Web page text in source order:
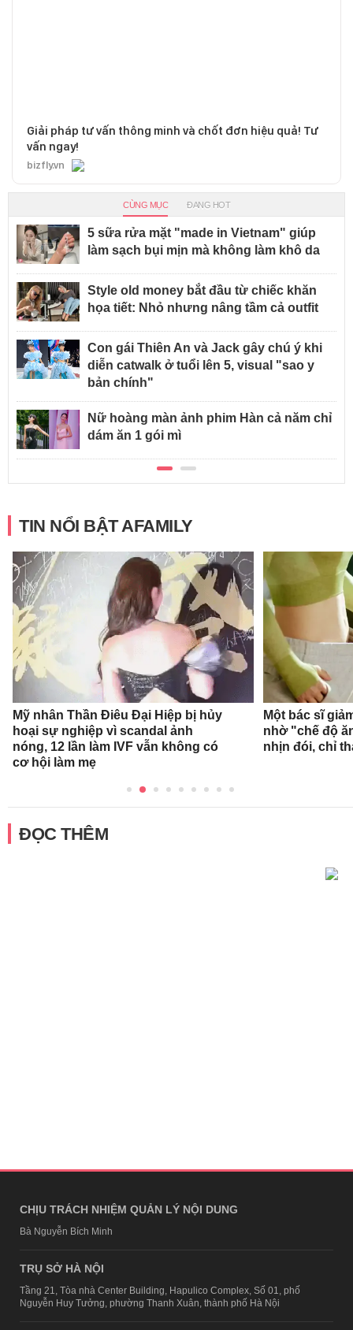
Giải pháp tư vấn thông minh và chốt đơn hiệu quả! Tư
vấn ngay!
bizfly.vn
CÙNG MỤC ĐANG HOT
5 sữa rửa mặt "made in Vietnam" giúp
làm sạch bụi mịn mà không làm khô da
Style old money bắt đầu từ chiếc khăn
họa tiết: Nhỏ nhưng nâng tầm cả outfit
Con gái Thiên An và Jack gây chú ý khi
diễn catwalk ở tuổi lên 5, visual "sao y
bản chính"
Nữ hoàng màn ảnh phim Hàn cả năm chỉ
dám ăn 1 gói mì
TIN NỔI BẬT AFAMILY
Mỹ nhân Thần Điêu Đại Hiệp bị hủy
hoại sự nghiệp vì scandal ảnh
nóng, 12 lần làm IVF vẫn không có
cơ hội làm mẹ
Một bác sĩ
nhờ "chế độ
nhịn đói, chỉ
ĐỌC THÊM
CHỊU TRÁCH NHIỆM QUẢN LÝ NỘI DUNG
Bà Nguyễn Bích Minh
TRỤ SỞ HÀ NỘI
Tầng 21, Tòa nhà Center Building, Hapulico Complex, Số 01, phố
Nguyễn Huy Tưởng, phường Thanh Xuân, thành phố Hà Nội